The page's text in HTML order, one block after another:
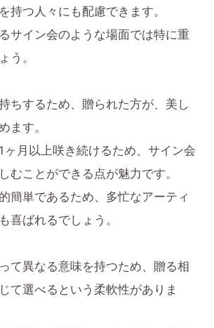
持つ人々にも配慮できます。
サイン会のような場面では特に重
う。
ちするため、贈られた方が、美し
ます。
ヶ月以上咲き続けるため、サイン会
むことができる点が魅力です。
簡単であるため、多忙なアーティ
喜ばれるでしょう。
て異なる意味を持つため、贈る相
て選べるという柔軟性がありま